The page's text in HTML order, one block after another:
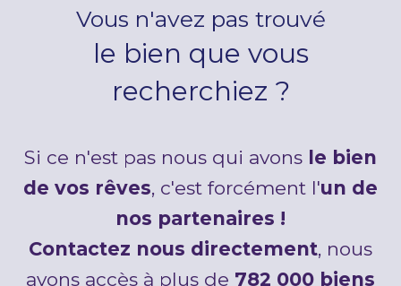
Vous n'avez pas trouvé
le bien que vous
recherchiez ?
Si ce n'est pas nous qui avons le bien
de vos rêves, c'est forcément l'un de
nos partenaires !
Contactez nous directement, nous
avons accès à plus de 782 000 biens